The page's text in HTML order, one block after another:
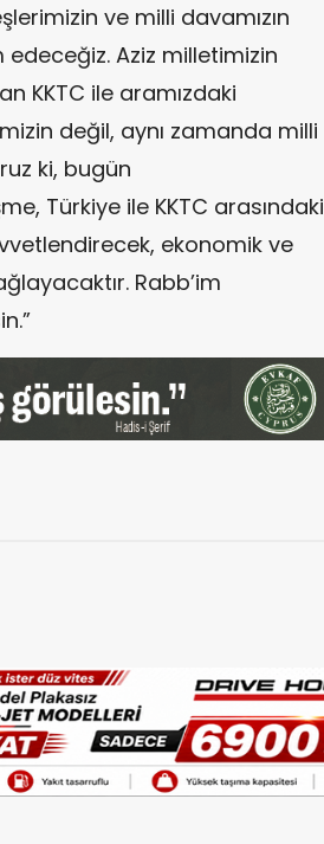
ve milli davamızın
Aziz milletimizin
KKTC ile aramızdaki
değil, aynı zamanda milli
ki, bugün
Türkiye ile KKTC arasındaki
ekonomik ve
Rabb’im